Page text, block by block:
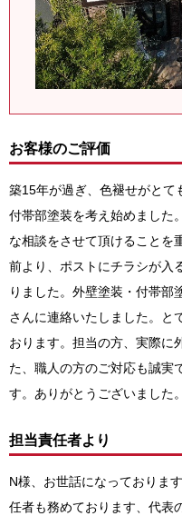
お客様のご評価
築15年が過ぎ、色褪せがとて
付帯部塗装を考え始めました
な相談をさせて頂けることを
前より、ポストにチラシが入
りました。外壁塗装・付帯部
さんに連絡いたしました。と
おります。担当の方、実際に
た、職人の方のご対応も誠実
す。ありがとうございました。
担当責任者より
N様、お世話になっておりま
任者も務めております、代表